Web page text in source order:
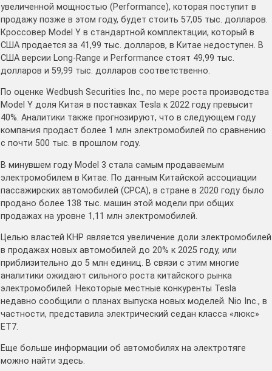
увеличенной мощностью (Performance), которая поступит в
продажу позже в этом году, будет стоить 57,05 тыс. долларов.
Кроссовер Model Y в стандартной комплектации, который в
США продается за 41,99 тыс. долларов, в Китае недоступен. В
США версии Long-Range и Performance стоят 49,99 тыс.
долларов и 59,99 тыс. долларов соответственно.
По оценке Wedbush Securities Inc., по мере роста производства
Model Y доля Китая в поставках Tesla к 2022 году превысит
40%. Аналитики также прогнозируют, что в следующем году
компания продаст более 1 млн электромобилей по сравнению
с почти 500 тыс. в прошлом году.
В минувшем году Model 3 стала самым продаваемым
электромобилем в Китае. По данным Китайской ассоциации
пассажирских автомобилей (CPCA), в стране в 2020 году было
продано более 138 тыс. машин этой модели при общих
продажах на уровне 1,11 млн электромобилей.
Целью властей КНР является увеличение доли электромобилей
в продажах новых автомобилей до 20% к 2025 году, или
приблизительно до 5 млн единиц. В связи с этим многие
аналитики ожидают сильного роста китайского рынка
электромобилей. Некоторые местные конкуренты Tesla
недавно сообщили о планах выпуска новых моделей. Nio Inc., в
частности, представила электрический седан класса «люкс»
ET7.
Еще больше информации об автомобилях на электротяге
можно найти здесь.